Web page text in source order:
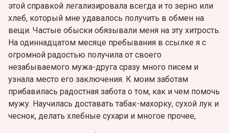
этой справкой легализировала всегда и то зерно или
хлеб, который мне удавалось получить в обмен на
вещи. Частые обыски обязывали меня на эту хитрость.
На одиннадцатом месяце пребывания в ссылке я с
огромной радостью получила от своего
незабываемого мужа-друга сразу много писем и
узнала место его заключения. К моим заботам
прибавилась радостная забота о том, как и чем помочь
мужу. Научилась доставать табак-махорку, сухой лук и
чеснок, делать хлебные сухари и многое прочее,